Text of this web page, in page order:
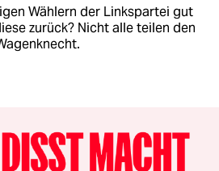
Wählern der Linkspartei gut
zurück? Nicht alle teilen den